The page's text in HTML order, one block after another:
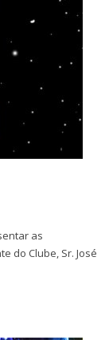
as
do Clube, Sr. José